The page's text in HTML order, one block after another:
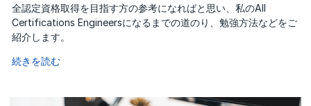
全認定資格取得を目指す方の参考になればと思い、私のAll
Certifications Engineersになるまでの道のり、勉強方法などをご
紹介します。
続きを読む